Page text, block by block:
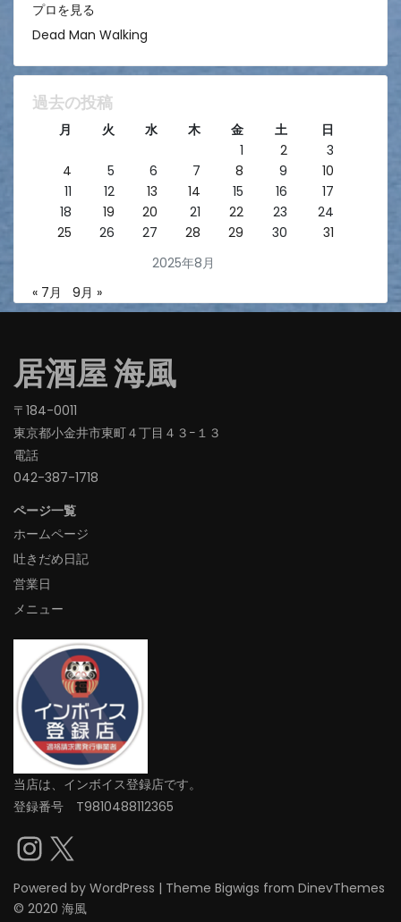
プロを見る
Dead Man Walking
過去の投稿
2025年8月
月 火 水 木 金 土
日
1
2
3
4
5 6 7 8 9
10
11
12 13 14 15 16
17
18
19 20 21 22 23
24
25
26 27 28 29 30 31
« 7月 9月 »
居酒屋 海風
〒184-0011
東京都小金井市東町４丁目４３−１３
電話
042-387-1718‬
ページ一覧
ホームページ
吐きだめ日記
営業日
メニュー
当店は、インボイス登録店です。
登録番号 T9810488112365
Instagram
X
Powered by WordPress | Theme Bigwigs from DinevThemes
© 2020 海風